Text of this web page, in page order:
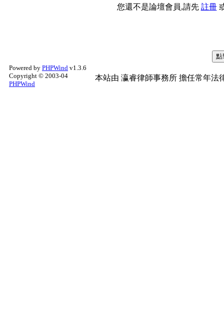
您還不是論壇會員,請先 註冊
Powered by PHPWind v1.3.6
Copyright © 2003-04
PHPWind
本站由 瀛睿律師事務所 擔任常年法